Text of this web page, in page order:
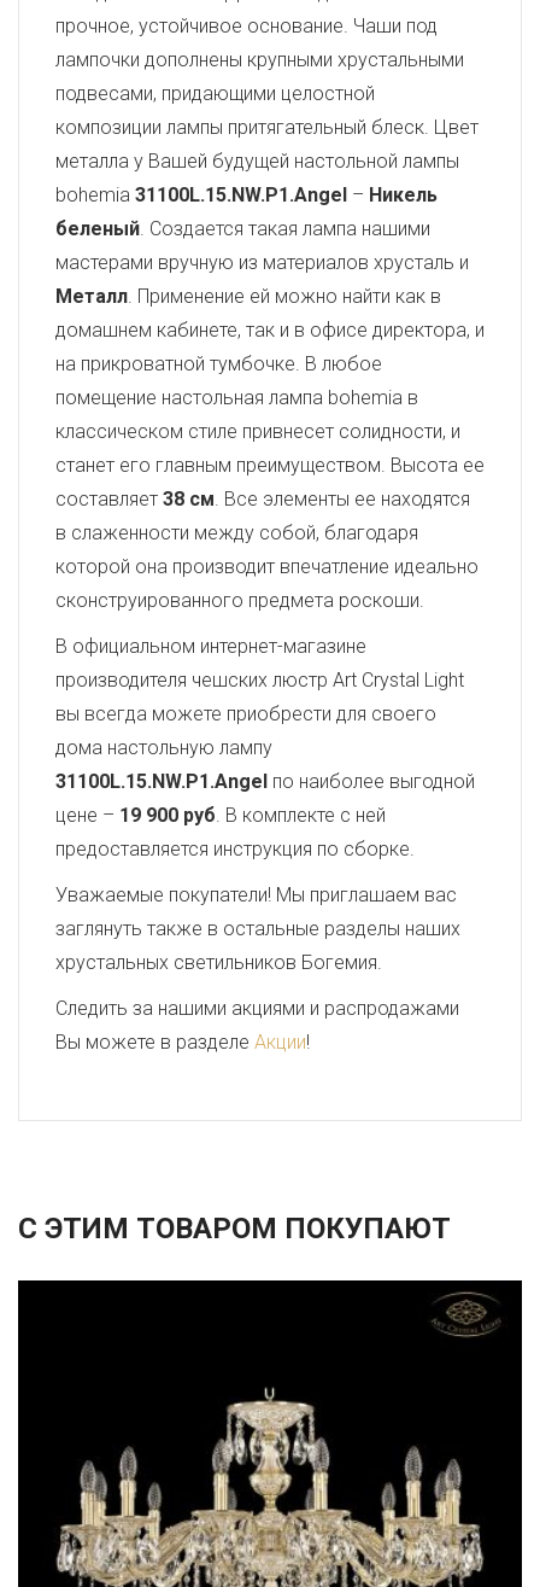
прочное, устойчивое основание. Чаши под
лампочки дополнены крупными хрустальными
подвесами, придающими целостной
композиции лампы притягательный блеск. Цвет
металла у Вашей будущей настольной лампы
bohemia 31100L.15.NW.P1.Angel – Никель
беленый. Создается такая лампа нашими
мастерами вручную из материалов хрусталь и
Металл. Применение ей можно найти как в
домашнем кабинете, так и в офисе директора, и
на прикроватной тумбочке. В любое
помещение настольная лампа bohemia в
классическом стиле привнесет солидности, и
станет его главным преимуществом. Высота ее
составляет 38 см. Все элементы ее находятся
в слаженности между собой, благодаря
которой она производит впечатление идеально
сконструированного предмета роскоши.
В официальном интернет-магазине
производителя чешских люстр Art Crystal Light
вы всегда можете приобрести для своего
дома настольную лампу
31100L.15.NW.P1.Angel по наиболее выгодной
цене – 19 900 руб. В комплекте с ней
предоставляется инструкция по сборке.
Уважаемые покупатели! Мы приглашаем вас
заглянуть также в остальные разделы наших
хрустальных светильников Богемия.
Следить за нашими акциями и распродажами
Вы можете в разделе Акции!
С ЭТИМ ТОВАРОМ ПОКУПАЮТ